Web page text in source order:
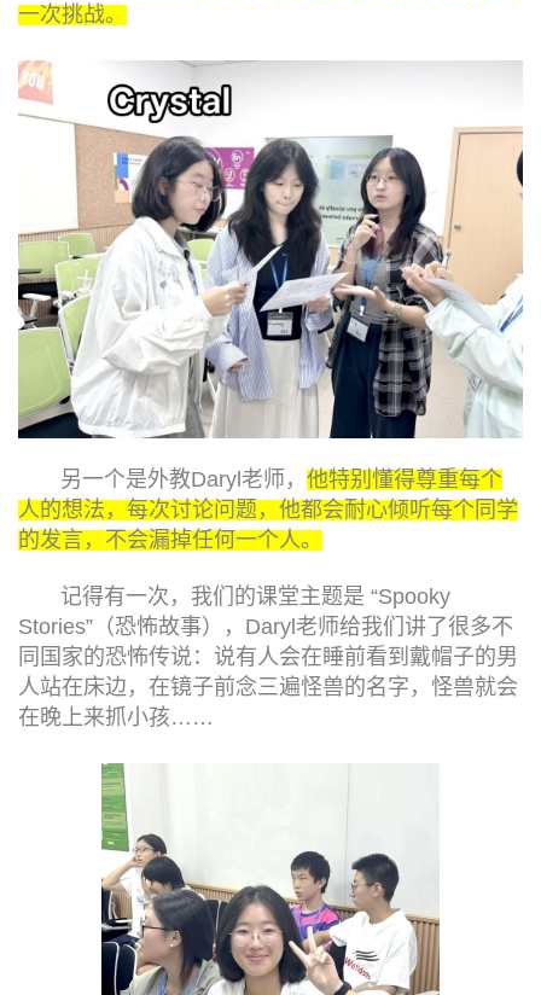
一次挑战。
另一个是外教Daryl老师， 他特别懂得尊重每个
人的想法，每次讨论问题，他都会耐心倾听每个同学
的发言，不会漏掉任何一个人。
记得有一次，我们的课堂主题是 “Spooky
Stories”（恐怖故事），Daryl老师给我们讲了很多不
同国家的恐怖传说：说有人会在睡前看到戴帽子的男
人站在床边，在镜子前念三遍怪兽的名字，怪兽就会
在晚上来抓小孩……